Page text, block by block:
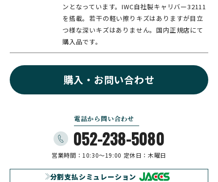
ンとなっています。IWC自社製キャリバー32111
を搭載。若干の軽い擦りキズはありますが目立
つ様な深いキズはありません。国内正規店にて
購入品です。
購入・お問い合わせ
電話から問い合わせ
052-238-5080
営業時間：10:30〜19:00 定休日：木曜日
分割支払シミュレーション